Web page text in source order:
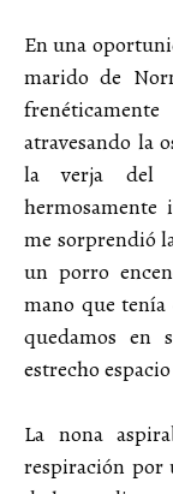
En una
marido de
atravesando la
la verja del
me sorprendió
un porro
mano que tenía
quedamos
estrecho
La nona
respiración por